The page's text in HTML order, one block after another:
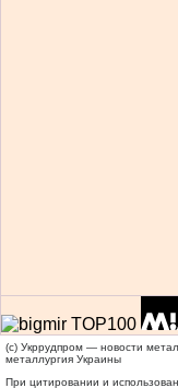
(c) Укррудпром — новости
металлургия Украины
При цитировании и